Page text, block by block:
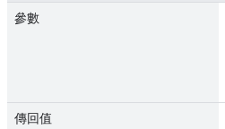
參數
傳回值